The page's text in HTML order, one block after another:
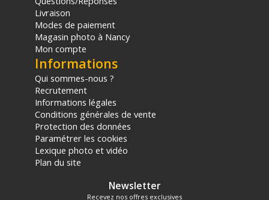
Livraison
Modes de paiement
Magasin photo à Nancy
Mon compte
Informations
Qui sommes-nous ?
Recrutement
Informations légales
Conditions générales de vente
Protection des données
Paramétrer les cookies
Lexique photo et vidéo
Plan du site
Newsletter
Recevez nos offres exclusives